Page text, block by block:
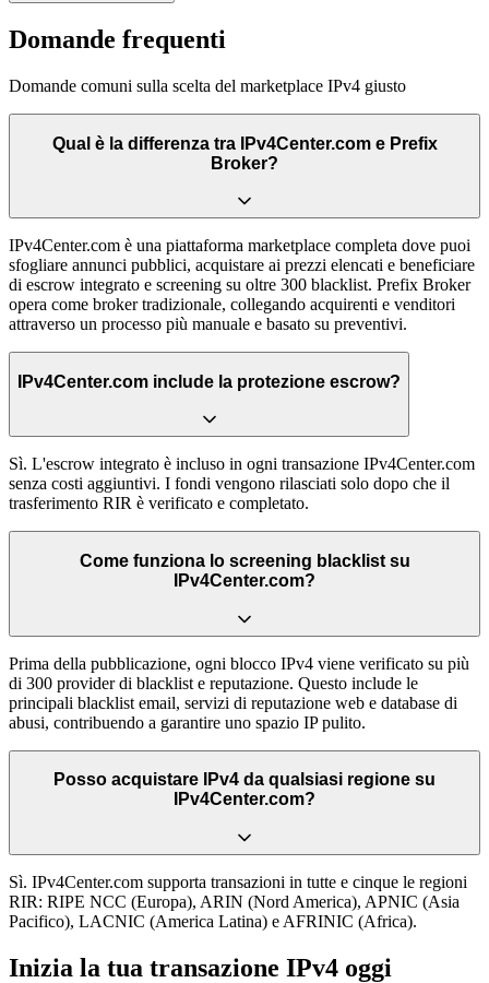
Domande frequenti
Domande comuni sulla scelta del marketplace IPv4 giusto
Qual è la differenza tra IPv4Center.com e Prefix
Broker?
IPv4Center.com è una piattaforma marketplace completa dove puoi
sfogliare annunci pubblici, acquistare ai prezzi elencati e beneficiare
di escrow integrato e screening su oltre 300 blacklist. Prefix Broker
opera come broker tradizionale, collegando acquirenti e venditori
attraverso un processo più manuale e basato su preventivi.
IPv4Center.com include la protezione escrow?
Sì. L'escrow integrato è incluso in ogni transazione IPv4Center.com
senza costi aggiuntivi. I fondi vengono rilasciati solo dopo che il
trasferimento RIR è verificato e completato.
Come funziona lo screening blacklist su
IPv4Center.com?
Prima della pubblicazione, ogni blocco IPv4 viene verificato su più
di 300 provider di blacklist e reputazione. Questo include le
principali blacklist email, servizi di reputazione web e database di
abusi, contribuendo a garantire uno spazio IP pulito.
Posso acquistare IPv4 da qualsiasi regione su
IPv4Center.com?
Sì. IPv4Center.com supporta transazioni in tutte e cinque le regioni
RIR: RIPE NCC (Europa), ARIN (Nord America), APNIC (Asia
Pacifico), LACNIC (America Latina) e AFRINIC (Africa).
Inizia la tua transazione IPv4 oggi